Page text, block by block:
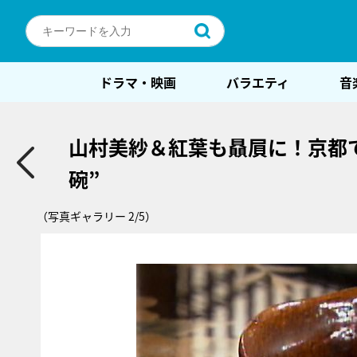
ドラマ・映画 バラエティ 音
山村美紗＆紅葉も贔屓に！京
碗”
（写真ギャラリー 2/5）